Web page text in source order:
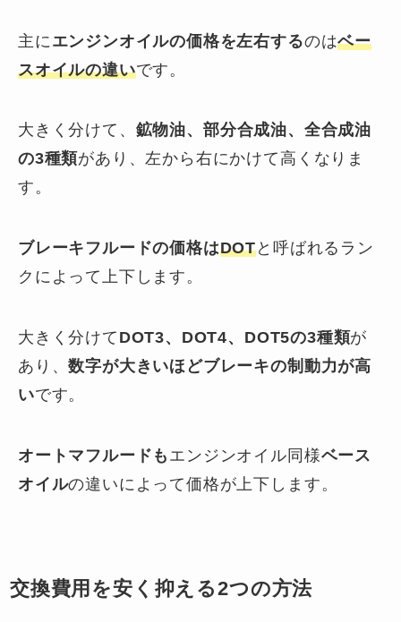
主に エンジンオイルの価格を左右するのはベー
スオイルの違いです。
大きく分けて、 鉱物油、部分合成油、 全合成油
の3種類があり、左から右にかけて高くなりま
す。
ブレーキフルードの価格はDOTと呼ばれるラン
クによって上下します。
大きく分けて DOT3、DOT4、DOT5の3種類が
あり、数字が大きいほどブレーキの制動力が高
いです。
オートマフルードも エンジンオイル同様ベース
オイルの違いによって価格が上下します。
交換費用を安く抑える2つの方法